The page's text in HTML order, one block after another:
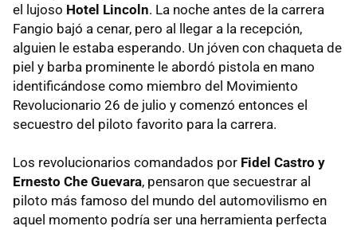
el lujoso Hotel Lincoln. La noche antes de la carrera
Fangio bajó a cenar, pero al llegar a la recepción,
alguien le estaba esperando. Un jóven con chaqueta de
piel y barba prominente le abordó pistola en mano
identificándose como miembro del Movimiento
Revolucionario 26 de julio y comenzó entonces el
secuestro del piloto favorito para la carrera.
Los revolucionarios comandados por Fidel Castro y
Ernesto Che Guevara, pensaron que secuestrar al
piloto más famoso del mundo del automovilismo en
aquel momento podría ser una herramienta perfecta